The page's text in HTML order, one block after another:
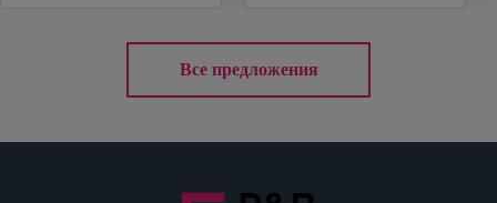
Все предложения